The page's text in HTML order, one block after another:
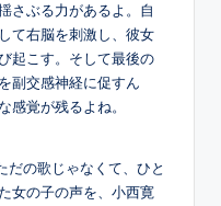
さぶる力があるよ。自
て右脳を刺激し、彼女
起こす。そして最後の
副交感神経に促すん
感覚が残るよね。
の歌じゃなくて、ひと
女の子の声を、小西寛